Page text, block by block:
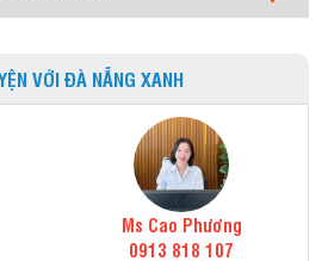
VỚI ĐÀ NẴNG XANH
Ms Cao Phương
0913 818 107